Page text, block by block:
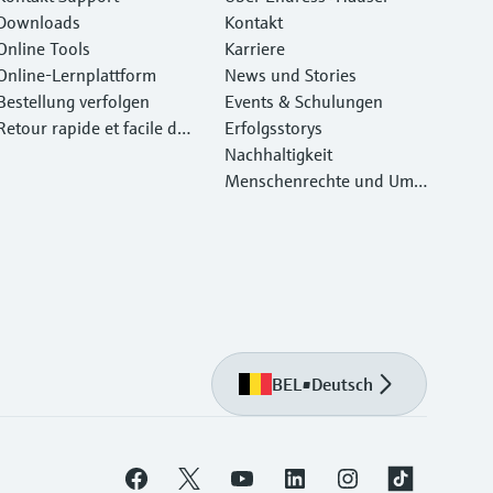
Tools
Lernplattform
verfolgen
rapide et facile des
Kontakt
Karriere
News und Stories
Events & Schulungen
Erfolgsstorys
Nachhaltigkeit
Menschenrechte und Umw
BEL •Deutsch